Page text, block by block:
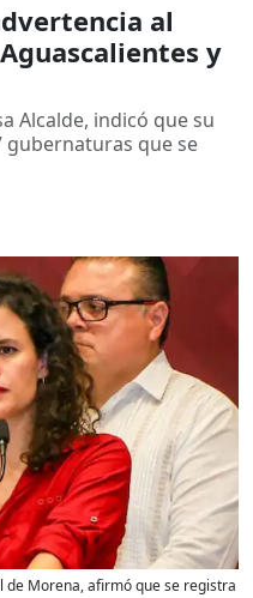
al
y
Alcalde, indicó que su
gubernaturas que se
de Morena, afirmó que se registra